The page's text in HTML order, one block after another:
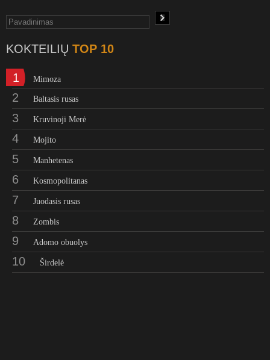
KOKTEILIŲ TOP 10
1 Mimoza
2 Baltasis rusas
3 Kruvinoji Merė
4 Mojito
5 Manhetenas
6 Kosmopolitanas
7 Juodasis rusas
8 Zombis
9 Adomo obuolys
10 Širdelė